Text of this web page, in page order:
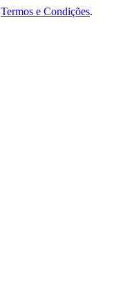
Termos e Condições.